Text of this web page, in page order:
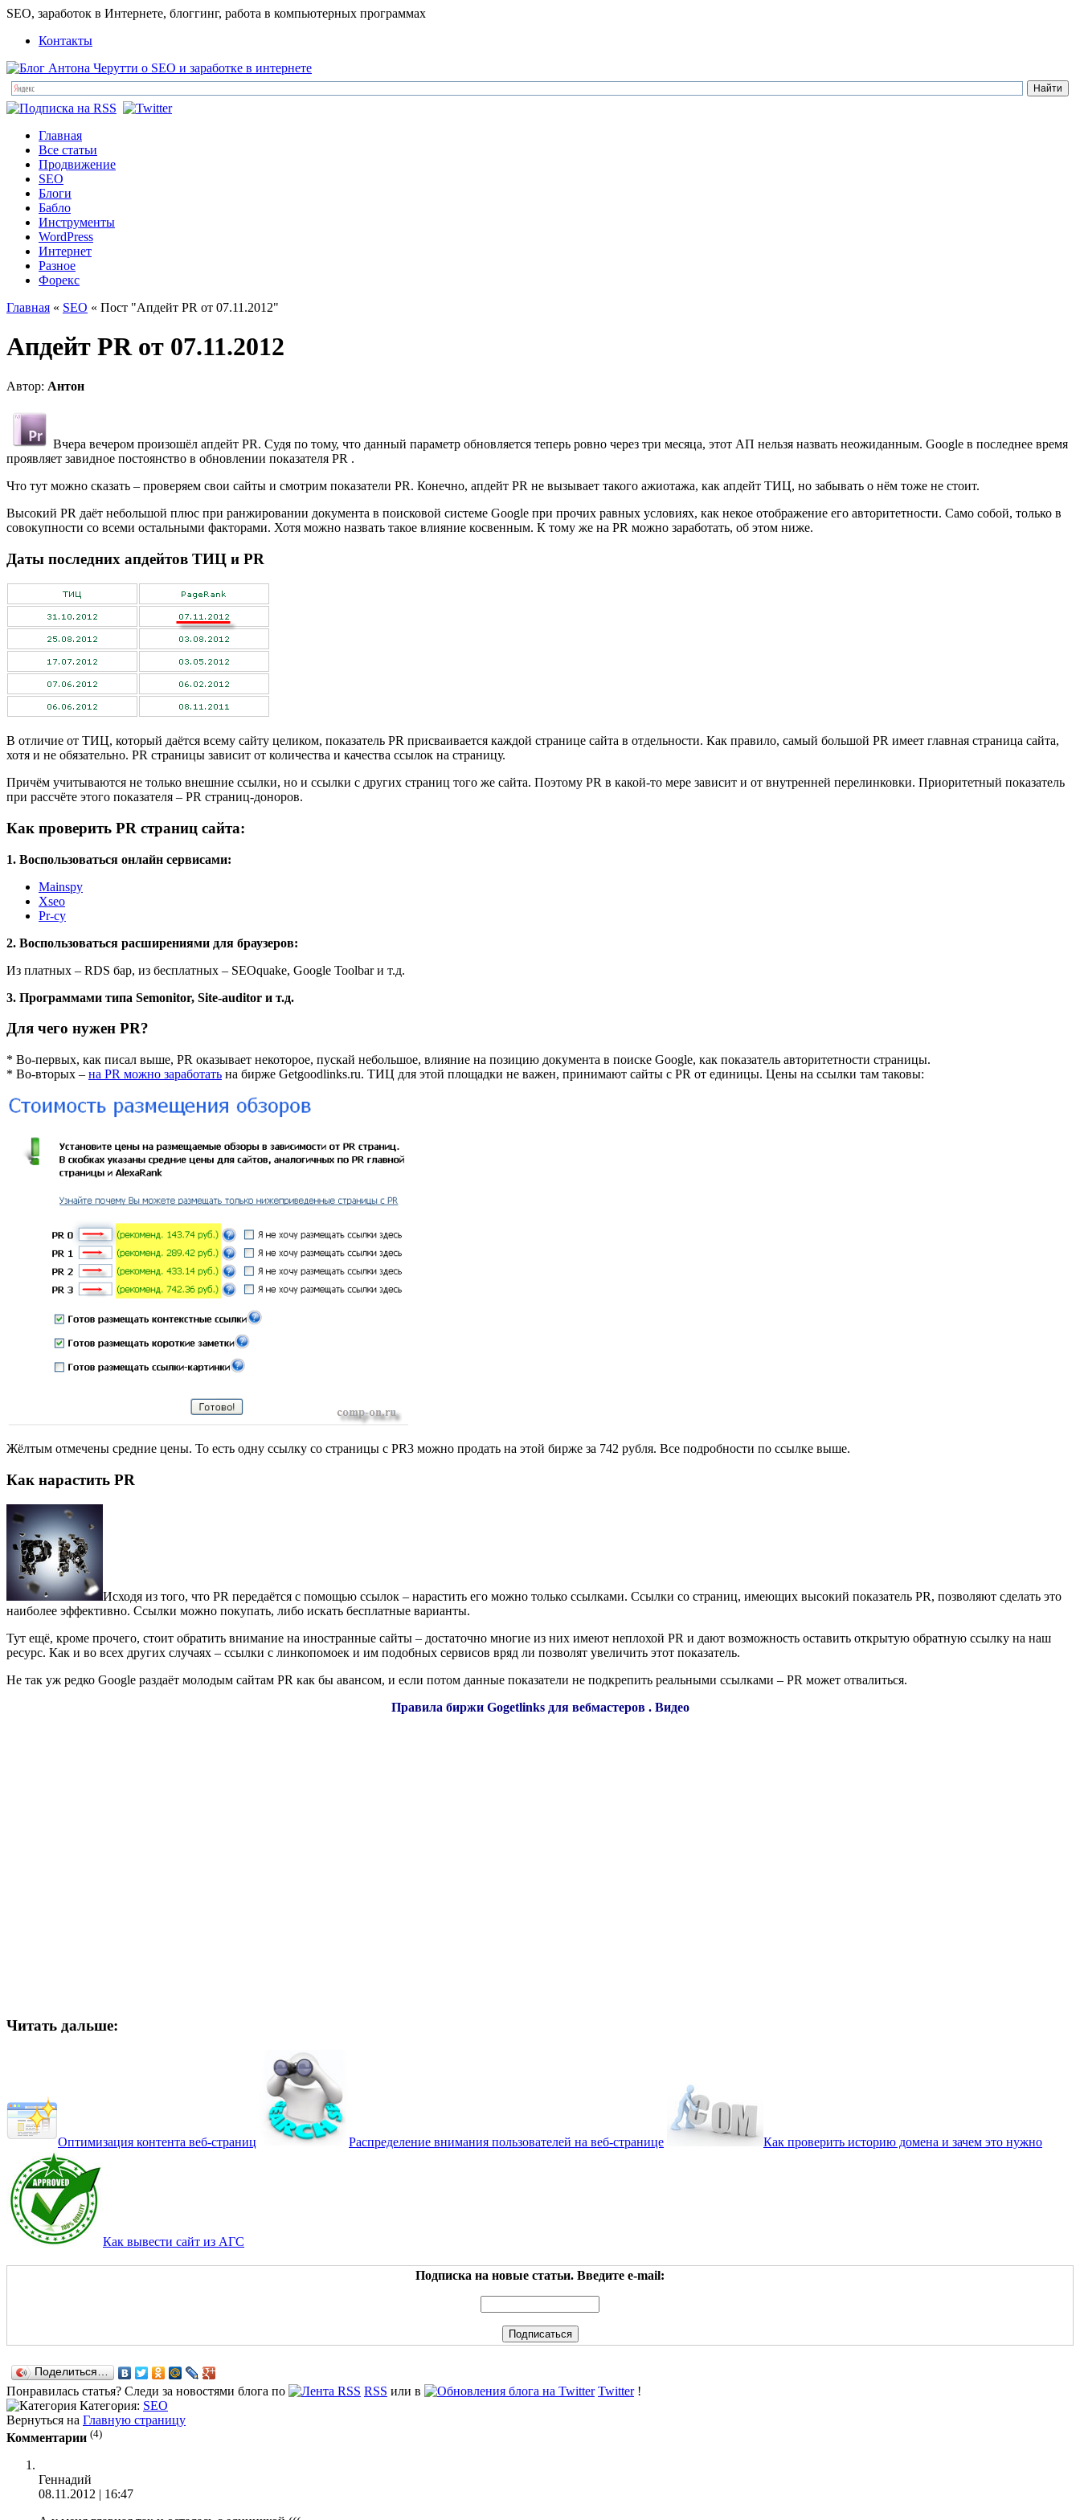
SEO, заработок в Интернете, блоггинг, работа в компьютерных программах
Контакты
Главная
Все статьи
Продвижение
SEO
Блоги
Бабло
Инструменты
WordPress
Интернет
Разное
Форекс
Главная « SEO « Пост "Апдейт PR от 07.11.2012"
Апдейт PR от 07.11.2012
Автор: Антон
Вчера вечером произошёл апдейт PR. Судя по тому, что данный параметр обновляется теперь ровно через три месяца, этот АП нельзя назвать неожиданным. Google в последнее время
проявляет завидное постоянство в обновлении показателя PR .
Что тут можно сказать – проверяем свои сайты и смотрим показатели PR. Конечно, апдейт PR не вызывает такого ажиотажа, как апдейт ТИЦ, но забывать о нём тоже не стоит.
Высокий PR даёт небольшой плюс при ранжировании документа в поисковой системе Google при прочих равных условиях, как некое отображение его авторитетности. Само собой, только в
совокупности со всеми остальными факторами. Хотя можно назвать такое влияние косвенным. К тому же на PR можно заработать, об этом ниже.
Даты последних апдейтов ТИЦ и PR
В отличие от ТИЦ, который даётся всему сайту целиком, показатель PR присваивается каждой странице сайта в отдельности. Как правило, самый большой PR имеет главная страница сайта,
хотя и не обязательно. PR страницы зависит от количества и качества ссылок на страницу.
Причём учитываются не только внешние ссылки, но и ссылки с других страниц того же сайта. Поэтому PR в какой-то мере зависит и от внутренней перелинковки. Приоритетный показатель
при рассчёте этого показателя – PR страниц-доноров.
Как проверить PR страниц сайта:
1. Воспользоваться онлайн сервисами:
Mainspy
Xseo
Pr-cy
2. Воспользоваться расширениями для браузеров:
Из платных – RDS бар, из бесплатных – SEOquake, Google Toolbar и т.д.
3. Программами типа Semonitor, Site-auditor и т.д.
Для чего нужен PR?
* Во-первых, как писал выше, PR оказывает некоторое, пускай небольшое, влияние на позицию документа в поиске Google, как показатель авторитетности страницы.
* Во-вторых – на PR можно заработать на бирже Getgoodlinks.ru. ТИЦ для этой площадки не важен, принимают сайты с PR от единицы. Цены на ссылки там таковы:
Жёлтым отмечены средние цены. То есть одну ссылку со страницы с PR3 можно продать на этой бирже за 742 рубля. Все подробности по ссылке выше.
Как нарастить PR
Исходя из того, что PR передаётся с помощью ссылок – нарастить его можно только ссылками. Ссылки со страниц, имеющих высокий показатель PR, позволяют сделать это
наиболее эффективно. Ссылки можно покупать, либо искать бесплатные варианты.
Тут ещё, кроме прочего, стоит обратить внимание на иностранные сайты – достаточно многие из них имеют неплохой PR и дают возможность оставить открытую обратную ссылку на наш
ресурс. Как и во всех других случаях – ссылки с линкопомоек и им подобных сервисов вряд ли позволят увеличить этот показатель.
Не так уж редко Google раздаёт молодым сайтам PR как бы авансом, и если потом данные показатели не подкрепить реальными ссылками – PR может отвалиться.
Правила биржи Gogetlinks для вебмастеров . Видео
Читать дальше:
Оптимизация контента веб-страниц Распределение внимания пользователей на веб-странице Как проверить историю домена и зачем это нужно
Как вывести сайт из АГС
Подписка на новые статьи. Введите e-mail:
Поделиться…
Понравилась статья? Следи за новостями блога по RSS или в Twitter!
Категория: SEO
Вернуться на Главную страницу
Комментарии (4)
Геннадий
08.11.2012 | 16:47